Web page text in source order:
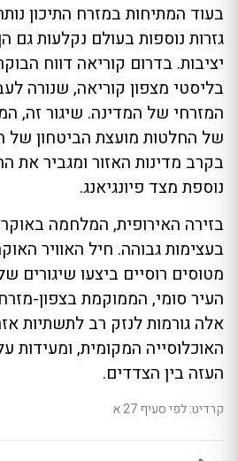
בעוד המתיחות במזרח התיכון
גזרות נוספות בעולם נקלעות גם
יציבות. בדרום קוריאה דווח
בליסטי מצפון קוריאה, שנורה
המזרחי של המדינה. שיגור זה,
של החלטות מועצת הביטחון של
בקרב מדינות האזור ומגביר את
נוספת מצד פיונגיאנג.
בזירה האירופית, המלחמה
בעצימות גבוהה. חיל האוויר
מטוסים רוסיים ביצעו שיגורים
העיר סומי, הממוקמת בצפון-
אלה גורמות לנזק רב לתשתיות
האוכלוסייה המקומית,
העזה בין הצדדים.
קרדיט: לפי סעיף 27 א